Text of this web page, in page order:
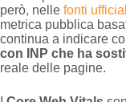
però, nelle fonti
metrica pubblica
continua a indicare
con INP che ha
reale delle pagine.